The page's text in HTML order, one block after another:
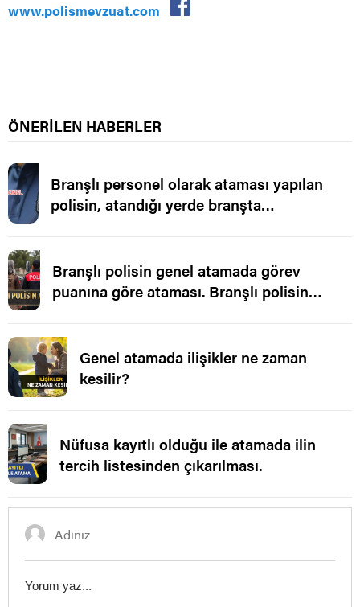
www.polismevzuat.com
ÖNERİLEN HABERLER
Branşlı personel olarak ataması yapılan
polisin, atandığı yerde branşta
Branşlı polisin genel atamada görev
puanına göre ataması. Branşlı polisin
Genel atamada ilişikler ne zaman
kesilir?
Nüfusa kayıtlı olduğu ile atamada ilin
tercih listesinden çıkarılması.